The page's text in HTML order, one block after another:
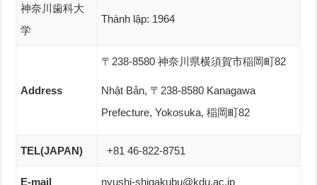
神奈川歯科大
学
Thành lập: 1964
Address
〒238-8580 神奈川県横須賀市稲岡町82
Nhật Bản, 〒238-8580 Kanagawa
Prefecture, Yokosuka, 稲岡町82
TEL(JAPAN) +81 46-822-8751
E-mail nyushi-shigakubu@kdu.ac.jp